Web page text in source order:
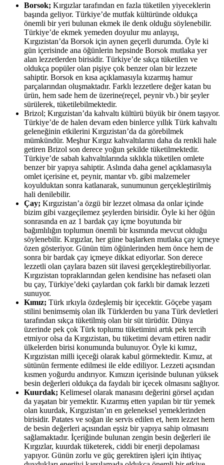
Borsok; Kırgızlar tarafından en fazla tüketilen yiyeceklerin
başında geliyor. Türkiye’de mutfak kültüründe oldukça
önemli bir yeri bulunan ekmek ile denk olduğu söylenebilir.
Türkiye’de ekmek yemeden doyulur mu anlayışı,
Kırgızistan’da Borsok için aynen geçerli durumda. Öyle ki
gün içerisinde ana öğünlerin hepsinde Borsok mutlaka yer
alan lezzetlerden birisidir. Türkiye’de sıkça tüketilen ve
oldukça popüler olan pişiye çok benzer olan bir lezzete
sahiptir. Borsok en kısa açıklamasıyla kızarmış hamur
parçalarından oluşmaktadır. Farklı lezzetlere değer katan bu
ürün, hem sade hem de üzerine(reçel, peynir vb.) bir şeyler
sürülerek, tüketilebilmektedir.
Brizol; Kırgızistan’da kahvaltı kültürü büyük bir önem taşıyor.
Türkiye’de de halen devam eden binlerce yıllık Türk kahvaltı
geleneğinin etkilerini Kırgızistan’da da görebilmek
mümkündür. Meşhur Kırgız kahvaltılarını daha da renkli hale
getiren Brizol son derece yoğun şekilde tüketilmektedir.
Türkiye’de sabah kahvaltılarında sıklıkla tüketilen omlete
benzer bir yapıya sahiptir. Aslında daha genel açıklamasıyla
omlet içerisine et, peynir, mantar vb. gibi malzemeler
koyulduktan sonra katlanarak, sunumunun gerçekleştirilmiş
hali denilebilir.
Çay; Kırgızistan’a özgü bir lezzet olmasa da onlar içinde
bizim gibi vazgeçilemez şeylerden birisidir. Öyle ki her öğün
sonrasında en az 1 bardak çay içme boyutunda bir
bağımlılığın toplumun önemli bir kısmında mevcut olduğu
söylenebilir. Kırgızlar, her güne başlarken mutlaka çay içmeye
özen gösteriyor. Günün tüm öğünlerinden hem önce hem de
sonra bir bardak çay içmeye dikkat ediyorlar. Son derece
lezzetli olan çaylara bazen süt ilavesi gerçekleştirebiliyorlar.
Kırgızistan topraklarından gelen kendisine has nefaseti olan
bu çay, Türkiye’deki çaylardan çok farklı bir damak lezzeti
sunuyor.
Kımız; Türk ırkıyla özdeşlemiş bir içecektir. Göçebe yaşam
stilini benimsemiş olan ilk Türklerden bu yana Türk devletleri
tarafından sıkça tüketilmiş olan bir süt türüdür. Dünya
üzerinde pek çok Türk toplumu tüketimini artık pek tercih
etmiyor olsa da Kırgızistan, bu tüketimi devam ettiren nadir
ülkelerden birisi konumunda bulunuyor. Öyle ki kımız,
Kırgızistan milli içeceği olarak kabul görmektedir. Kımız, at
sütünün fermente edilmesi ile elde ediliyor. Lezzeti açısından
kısmen yoğurdu andırıyor. Kımızın içerisinde bulunan yüksek
besin değerleri oldukça da faydalı bir içecek olmasını sağlıyor.
Kuurdak; Kelimesel olarak manasını değerini görsel açıdan
da yaşatan bir yemektir. Kızarmış etten yapılan bir tür yemek
olan kuurdak, Kırgızistan’ın en geleneksel yemeklerinden
birisidir. Patates ve soğan ile servis edilen et, hem lezzet hem
de besin değerleri açısından eşsiz bir yapıya sahip olmasını
sağlamaktadır. İçeriğinde bulunan zengin besin değerleri ile
Kırgızlar, kuurdak tüketerek, ciddi bir enerji depolaması
yapıyor. Günün zorlu ve güç gerektiren işleri için ihtiyaç